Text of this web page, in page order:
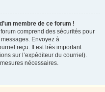
membre de ce forum !
comprend des sécurités pour
Envoyez à
reçu. Il est très important
sur l’expéditeur du courriel).
nécessaires.